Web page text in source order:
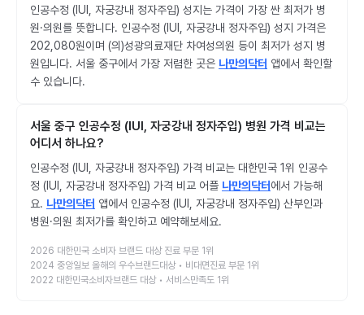
인공수정 (IUI, 자궁강내 정자주입) 성지는 가격이 가장 싼 최저가 병
원·의원를 뜻합니다. 인공수정 (IUI, 자궁강내 정자주입) 성지 가격은
202,080원이며 (의)성광의료재단 차여성의원 등이 최저가 성지 병
원입니다. 서울 중구에서 가장 저렴한 곳은 나만의닥터 앱에서 확인할
수 있습니다.
서울 중구 인공수정 (IUI, 자궁강내 정자주입) 병원 가격 비교는
어디서 하나요?
인공수정 (IUI, 자궁강내 정자주입) 가격 비교는 대한민국 1위 인공수
정 (IUI, 자궁강내 정자주입) 가격 비교 어플 나만의닥터에서 가능해
요. 나만의닥터 앱에서 인공수정 (IUI, 자궁강내 정자주입) 산부인과
병원·의원 최저가를 확인하고 예약해보세요.
2026 대한민국 소비자 브랜드 대상 진료 부문 1위
2024 중앙일보 올해의 우수브랜드대상 • 비대면진료 부문 1위
2022 대한민국소비자브랜드 대상 • 서비스만족도 1위